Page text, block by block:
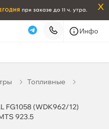
x
Инфо
Топливные
FG1058 (WDK962/12)
923.5
FG1058 (WDK962/12)
Завтра, 07.08 (при заказе от 2000₽)